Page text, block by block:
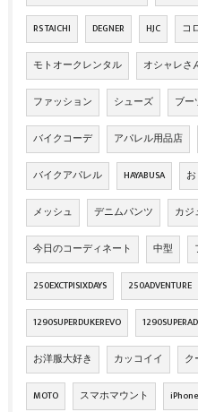
RS TAICHI DEGNER HJC コ
モトオークレンタル オシャレさ
ファッション シューズ ブー
バイクコーデ アパレル用品店
バイクアパレル HAYABUSA
メッシュ デニムパンツ カジ
今日のコーディネート 中型
250EXCTPISIXDAYS 250ADVENTURE
1290SUPERDUKEREVO
お洋服大好き カッコイイ ク
MOTO スマホマウント